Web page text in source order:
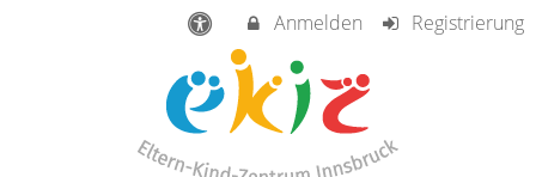
Anmelden Registrierung